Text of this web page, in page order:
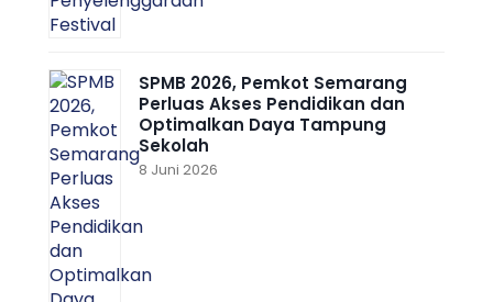
SPMB 2026, Pemkot Semarang
Perluas Akses Pendidikan dan
Optimalkan Daya Tampung
Sekolah
8 Juni 2026